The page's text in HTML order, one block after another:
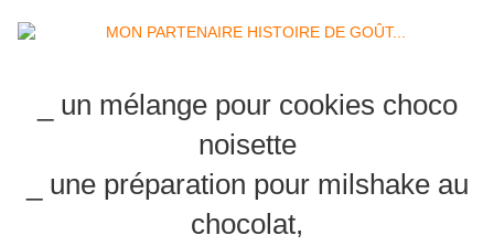
_ un mélange pour cookies choco
noisette
_ une préparation pour milshake au
chocolat,